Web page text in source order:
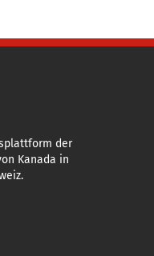
der
Kanada in